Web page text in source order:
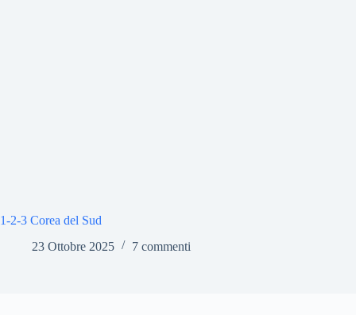
1-2-3 Corea del Sud
23 Ottobre 2025
7 commenti